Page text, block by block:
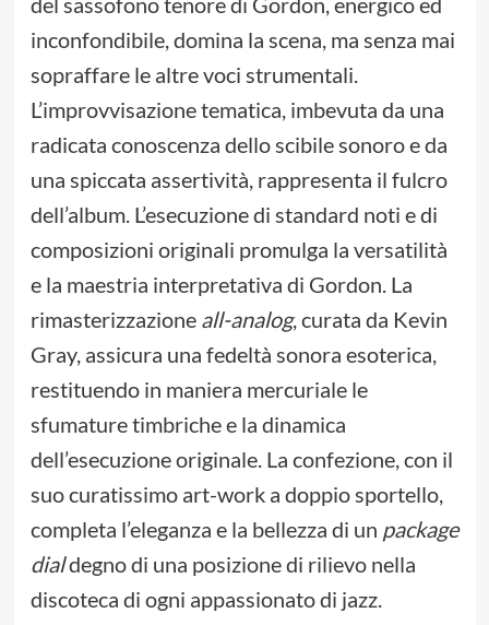
inconfondibile, domina la scena, ma senza mai
sopraffare le altre voci strumentali.
L’improvvisazione tematica, imbevuta da una
radicata conoscenza dello scibile sonoro e da
una spiccata assertività, rappresenta il fulcro
dell’album. L’esecuzione di standard noti e di
composizioni originali promulga la versatilità
e la maestria interpretativa di Gordon. La
rimasterizzazione all-analog, curata da Kevin
Gray, assicura una fedeltà sonora esoterica,
restituendo in maniera mercuriale le
sfumature timbriche e la dinamica
dell’esecuzione originale. La confezione, con il
suo curatissimo art-work a doppio sportello,
completa l’eleganza e la bellezza di un package
dialdegno di una posizione di rilievo nella
discoteca di ogni appassionato di jazz.